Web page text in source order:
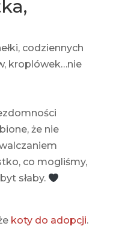
codziennych
kroplówek…nie
że nie
co mogliśmy,
słaby.
koty do adopcji.